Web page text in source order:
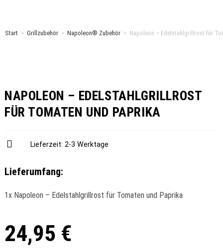
Start > Grillzubehör > Napoleon® Zubehör > Napoleon – Edelstahlgrillrost für
NAPOLEON – EDELSTAHLGRILLROST
FÜR TOMATEN UND PAPRIKA
Lieferzeit: 2-3 Werktage
Lieferumfang:
1x Napoleon – Edelstahlgrillrost für Tomaten und Paprika
24,95 €